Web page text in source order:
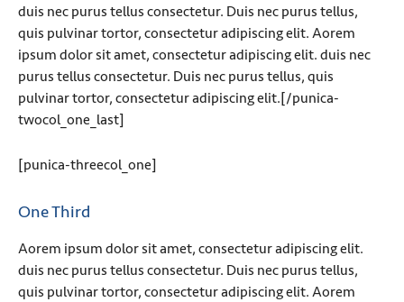
duis nec purus tellus consectetur. Duis nec purus tellus,
quis pulvinar tortor, consectetur adipiscing elit. Aorem
ipsum dolor sit amet, consectetur adipiscing elit. duis nec
purus tellus consectetur. Duis nec purus tellus, quis
pulvinar tortor, consectetur adipiscing elit.[/punica-
twocol_one_last]
[punica-threecol_one]
One Third
Aorem ipsum dolor sit amet, consectetur adipiscing elit.
duis nec purus tellus consectetur. Duis nec purus tellus,
quis pulvinar tortor, consectetur adipiscing elit. Aorem